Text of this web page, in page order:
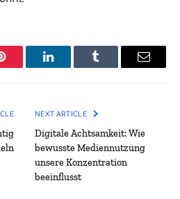
Pinterest LinkedInTumblr Email
NEXT ARTICLE
Digitale Achtsamkeit: Wie
bewusste Mediennutzung
unsere Konzentration
beeinflusst